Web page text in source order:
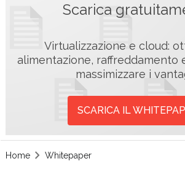
Scarica
Virtualizzazione e cloud:
alimentazione, raffreddamento
massimizzare i
SCARICA IL
Home Whitepaper